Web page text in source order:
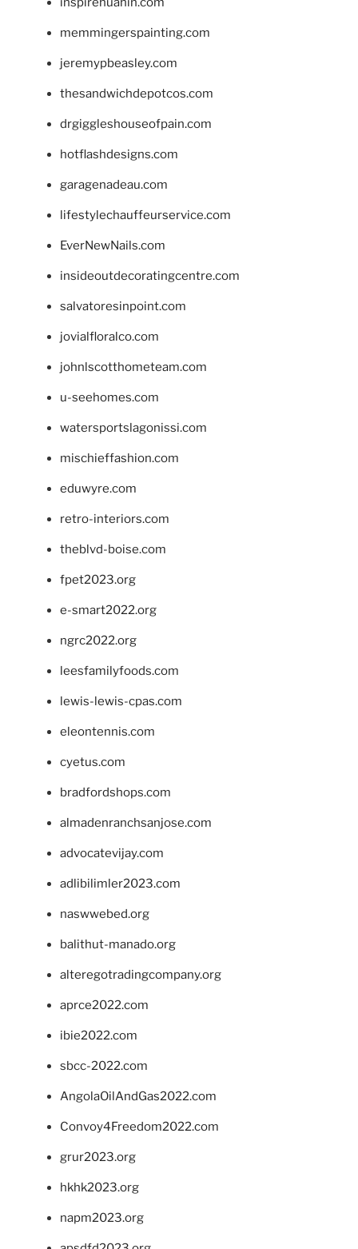
memmingerspainting.com
jeremypbeasley.com
thesandwichdepotcos.com
drgiggleshouseofpain.com
hotflashdesigns.com
garagenadeau.com
lifestylechauffeurservice.com
EverNewNails.com
insideoutdecoratingcentre.com
salvatoresinpoint.com
jovialfloralco.com
johnlscotthometeam.com
u-seehomes.com
watersportslagonissi.com
mischieffashion.com
eduwyre.com
retro-interiors.com
theblvd-boise.com
fpet2023.org
e-smart2022.org
ngrc2022.org
leesfamilyfoods.com
lewis-lewis-cpas.com
eleontennis.com
cyetus.com
bradfordshops.com
almadenranchsanjose.com
advocatevijay.com
adlibilimler2023.com
naswwebed.org
balithut-manado.org
alteregotradingcompany.org
aprce2022.com
ibie2022.com
sbcc-2022.com
AngolaOilAndGas2022.com
Convoy4Freedom2022.com
grur2023.org
hkhk2023.org
napm2023.org